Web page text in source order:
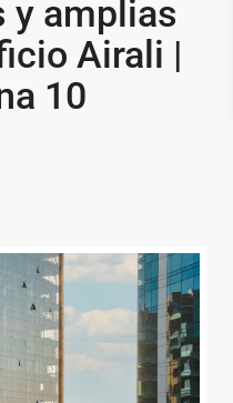
y amplias
Airali |
10